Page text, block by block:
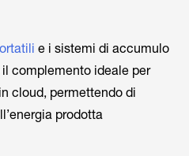
e i sistemi di accumulo
complemento ideale per
cloud, permettendo di
prodotta